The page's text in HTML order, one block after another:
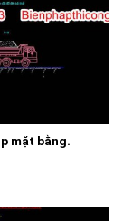
mặt bằng.